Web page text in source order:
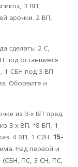
3 ВП,
арочки. 2 ВП,
сделать: 2 С,
под оставшиеся
1 СБН под 3 ВП
Оборвите и
из 3-х ВП пред.
3-х ВП. *8 ВП, 1
4 ВП, 1 C2H. 15-
Над первой и
(СБН, ПС, 3 СН, ПС,